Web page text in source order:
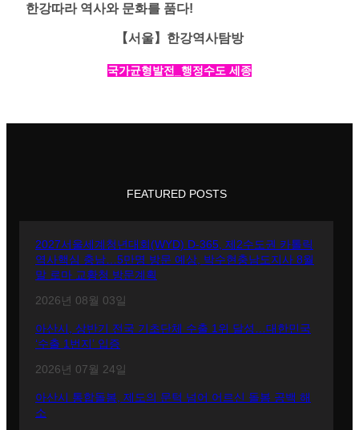
한강따라 역사와 문화를 품다!
【서울】 한강역사탐방
국가균형발전_행정수도 세종
FEATURED POSTS
2027서울세계청년대회(WYD) D-365, 제2수도권 카톨릭
역사핵심 충남…5만명 방문 예상, 박수현충남도지사 8월
말 로마 교황청 방문계획
2026년 08월 03일
아산시, 상반기 전국 기초단체 수출 1위 달성…대한민국
‘수출 1번지’ 입증
2026년 07월 24일
아산시 통합돌봄, 제도의 문턱 넘어 어르신 돌봄 공백 해
소